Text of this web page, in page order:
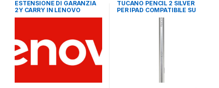
ULTRABOOK TABLET
ESTENSIONE DI GARANZIA
2Y CARRY IN LENOVO
ULTRABOOK TABLET
TUCANO PENCIL 2 SILVER
PER IPAD COMPATIBILE SU
TUTTI I MODELLI